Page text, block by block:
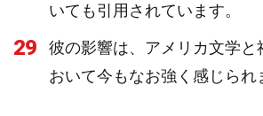
いても引用されています。
29
彼の影響は、アメリカ文学と
おいて今もなお強く感じられ